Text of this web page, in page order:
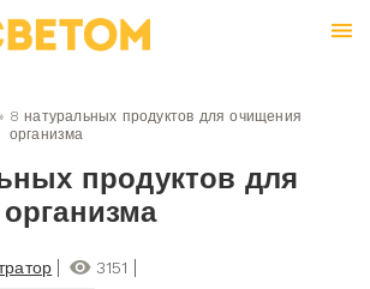
» 8 натуральных продуктов для очищения
организма
продуктов для
3151